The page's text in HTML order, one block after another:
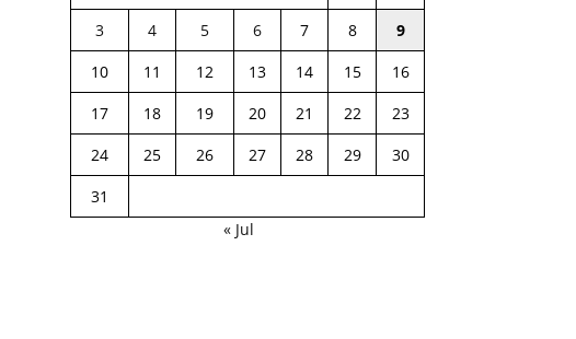
3
4 5 6 7 8
9
10
11 12 13 14 15
16
17
18 19 20 21 22
23
24
25 26 27 28 29
30
31
« Jul